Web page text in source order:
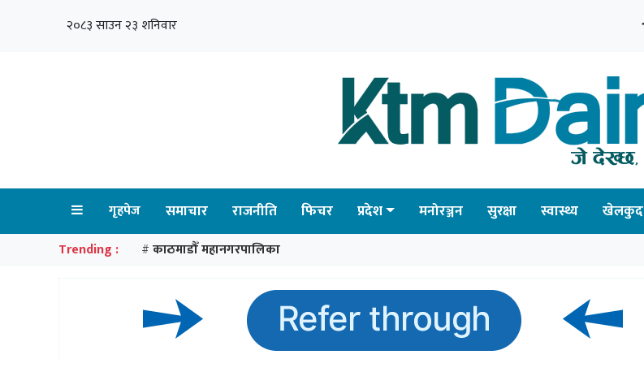
२०८३ साउन २३ शनिवार
गृहपेज समाचार राजनीति फिचर प्रदेश मनोरञ्जन सुरक्षा स्वास्थ्य खेलकुद
Trending : # काठमाडौँ महानगरपालिका